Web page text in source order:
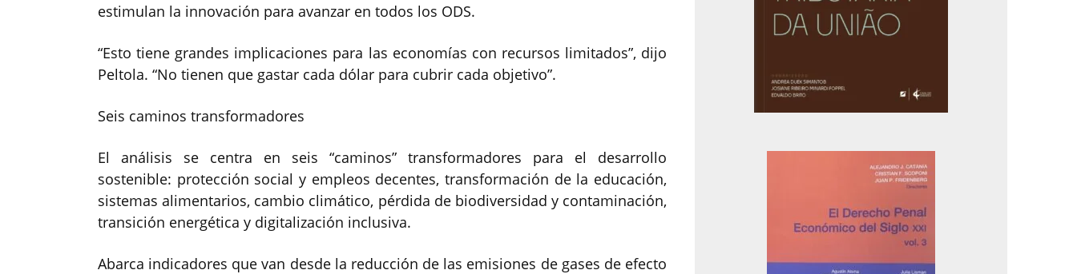
estimulan la innovación para avanzar en todos los ODS.
“Esto tiene grandes implicaciones para las economías con recursos limitados”, dijo
Peltola. “No tienen que gastar cada dólar para cubrir cada objetivo”.
Seis caminos transformadores
El análisis se centra en seis “caminos” transformadores para el desarrollo
sostenible: protección social y empleos decentes, transformación de la educación,
sistemas alimentarios, cambio climático, pérdida de biodiversidad y contaminación,
transición energética y digitalización inclusiva.
Abarca indicadores que van desde la reducción de las emisiones de gases de efecto